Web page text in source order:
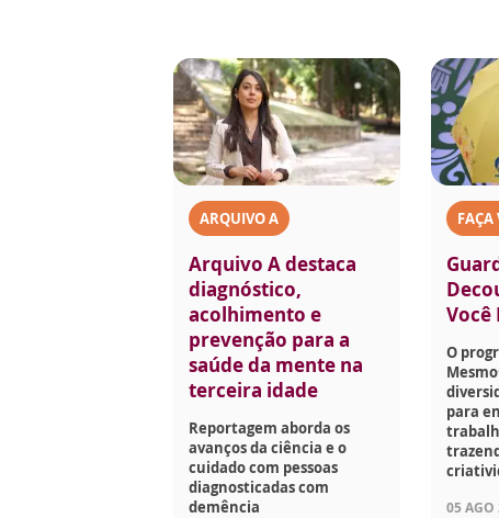
ARQUIVO A
Arquivo A destaca
diagnóstico,
acolhimento e
prevenção para a
saúde da mente na
terceira idade
Reportagem aborda os
avanços da ciência e o
cuidado com pessoas
diagnosticadas com
demência
FAÇA
Você
O
para
05 AGO